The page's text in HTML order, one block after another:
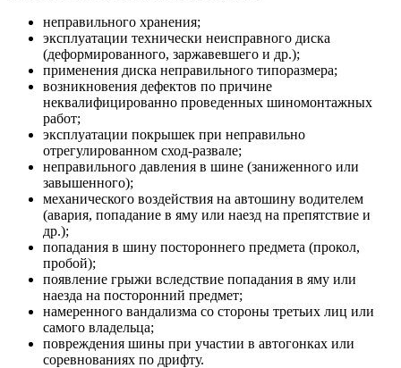
неправильного хранения;
эксплуатации технически неисправного диска
(деформированного, заржавевшего и др.);
применения диска неправильного типоразмера;
возникновения дефектов по причине
неквалифицированно проведенных шиномонтажных
работ;
эксплуатации покрышек при неправильно
отрегулированном сход-развале;
неправильного давления в шине (заниженного или
завышенного);
механического воздействия на автошину водителем
(авария, попадание в яму или наезд на препятствие и
др.);
попадания в шину постороннего предмета (прокол,
пробой);
появление грыжи вследствие попадания в яму или
наезда на посторонний предмет;
намеренного вандализма со стороны третьих лиц или
самого владельца;
повреждения шины при участии в автогонках или
соревнованиях по дрифту.